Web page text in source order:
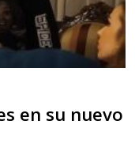
en su nuevo